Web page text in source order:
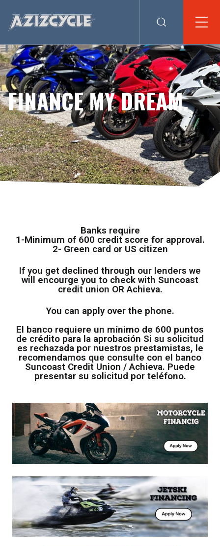
FINANCE MY DREAM.
Banks require
1-Minimum of 600 credit score for approval.
2- Green card or US citizen
If you get declined through our lenders we
will encourge you to check with Suncoast
credit union OR Achieva.
You can apply over the phone.
El banco requiere un mínimo de 600 puntos
de crédito para la aprobación Si su solicitud
es rechazada por nuestros prestamistas, le
recomendamos que consulte con el banco
Suncoast Credit Union /Achieva. Puede
presentar su solicitud por teléfono.